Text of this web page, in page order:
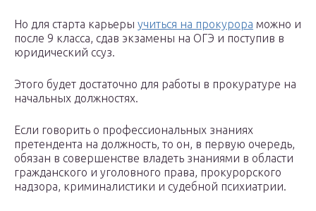
Но для старта карьеры учиться на прокурора можно и
после 9 класса, сдав экзамены на ОГЭ и поступив в
юридический ссуз.
Этого будет достаточно для работы в прокуратуре на
начальных должностях.
Если говорить о профессиональных знаниях
претендента на должность, то он, в первую очередь,
обязан в совершенстве владеть знаниями в области
гражданского и уголовного права, прокурорского
надзора, криминалистики и судебной психиатрии.